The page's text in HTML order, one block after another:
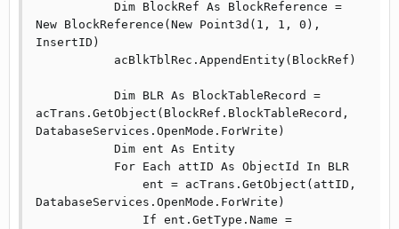
New BlockReference(New Point3d(1, 1, 0),
InsertID)
acTrans.GetObject(BlockRef.BlockTableRecord,
DatabaseServices.OpenMode.ForWrite)
DatabaseServices.OpenMode.ForWrite)